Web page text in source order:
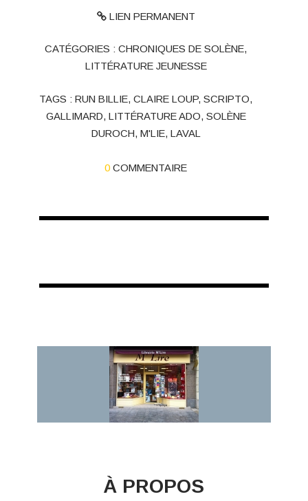
LIEN PERMANENT
CATÉGORIES :CHRONIQUES DE SOLÈNE,
LITTÉRATURE JEUNESSE
TAGS :RUN BILLIE,CLAIRE LOUP,SCRIPTO,
GALLIMARD, LITTÉRATURE ADO, SOLÈNE
DUROCH, M'LIE, LAVAL
0 COMMENTAIRE
À PROPOS